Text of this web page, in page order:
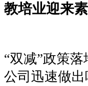
教培业迎来
“双减”政策
公司迅速做